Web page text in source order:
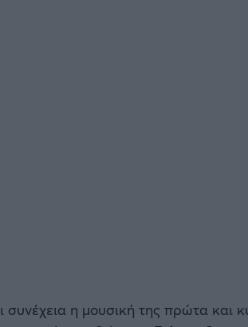
η μουσική της πρώτα και